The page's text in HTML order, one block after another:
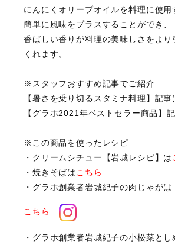
にんにくオリーブオイルを料理に使用
簡単に風味をプラスすることができ、
香ばしい香りが料理の美味しさをより
くれます。
※スタッフおすすめ記事でご紹介
【暑さを乗り切るスタミナ料理】記事
【グラホ2021年ベストセラー商品】
※この商品を使ったレシピ
・クリームシチュー【岩城レシピ】は
・焼きそばは こちら
・グラホ創業者岩城紀子の肉じゃがは
こちら
・グラホ創業者岩城紀子の小松菜とし